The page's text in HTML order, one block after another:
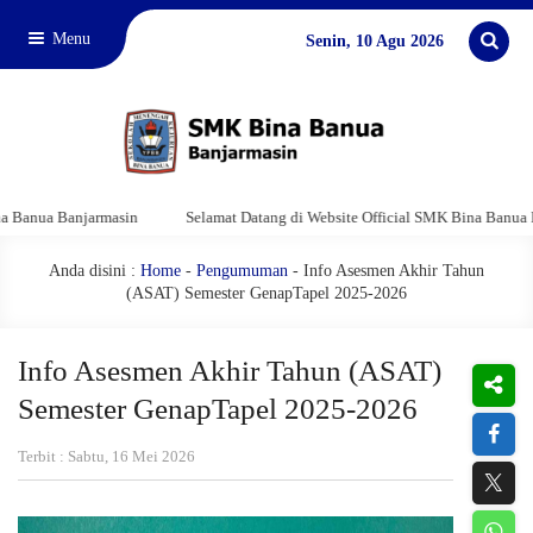
Menu Senin, 10 Agu 2026
Banjarmasin Selamat Datang di Website Official SMK Bina Banua
Anda disini : Home - Pengumuman - Info Asesmen Akhir Tahun
(ASAT) Semester GenapTapel 2025-2026
Info Asesmen Akhir Tahun (ASAT)
Semester GenapTapel 2025-2026
Terbit : Sabtu, 16 Mei 2026